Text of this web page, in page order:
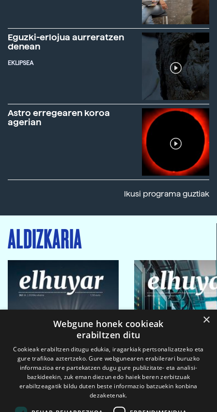
Eguzki-erlojua aurreratzen
denean
EKLIPSEA
Astro erregearen koroa
agerian
Ikusi programa guztiak
ALDIZKARIA
×
Webgune honek cookieak
erabiltzen ditu
Cookieak erabiltzen ditugu edukia, iragarkiak pertsonalizatzeko eta
gure trafikoa aztertzeko. Gure webgunearen erabilerari buruzko
informazioa ere partekatzen dugu gure publizitate- eta analisi-
bazkideekin, zuk eman diezun edo haiek beren zerbitzuak
erabiltzeagatik bildu duten beste informazio batzuekin konbina
dezaketenak.